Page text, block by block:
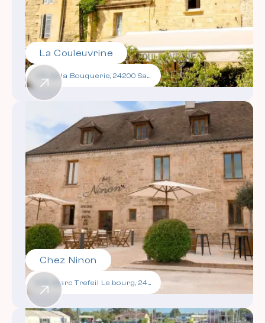
La Couleuvrine
1 Pl. de la Bouquerie, 24200 Sarlat-la-Canéda
Chez Ninon
4 Pl. Marc Trefeil Le bourg, 24200 Vitrac / epicerie fine